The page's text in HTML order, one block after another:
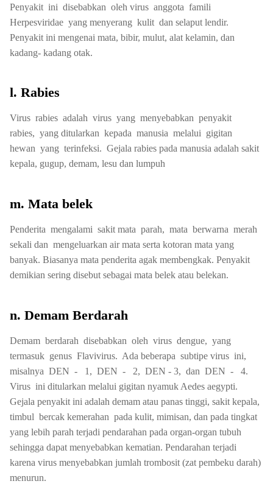
Penyakit ini disebabkan oleh virus anggota famili
Herpesviridae yang menyerang kulit dan selaput lendir.
Penyakit ini mengenai mata, bibir, mulut, alat kelamin, dan
kadang- kadang otak.
l. Rabies
Virus rabies adalah virus yang menyebabkan penyakit
rabies, yang ditularkan kepada manusia melalui gigitan
hewan yang terinfeksi. Gejala rabies pada manusia adalah sakit
kepala, gugup, demam, lesu dan lumpuh
m. Mata belek
Penderita mengalami sakit mata parah, mata berwarna merah
sekali dan mengeluarkan air mata serta kotoran mata yang
banyak. Biasanya mata penderita agak membengkak. Penyakit
demikian sering disebut sebagai mata belek atau belekan.
n. Demam Berdarah
Demam berdarah disebabkan oleh virus dengue, yang
termasuk genus Flavivirus. Ada beberapa subtipe virus ini,
misalnya DEN - 1, DEN - 2, DEN - 3, dan DEN - 4.
Virus ini ditularkan melalui gigitan nyamuk Aedes aegypti.
Gejala penyakit ini adalah demam atau panas tinggi, sakit kepala,
timbul bercak kemerahan pada kulit, mimisan, dan pada tingkat
yang lebih parah terjadi pendarahan pada organ-organ tubuh
sehingga dapat menyebabkan kematian. Pendarahan terjadi
karena virus menyebabkan jumlah trombosit (zat pembeku darah)
menurun.